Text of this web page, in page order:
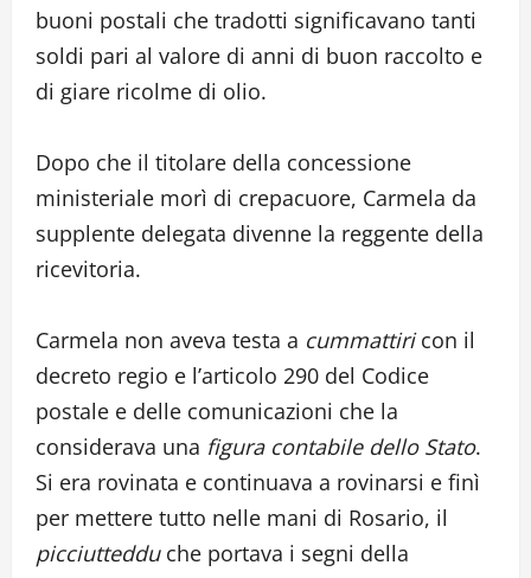
buoni postali che tradotti significavano tanti
soldi pari al valore di anni di buon raccolto e
di giare ricolme di olio.
Dopo che il titolare della concessione
ministeriale morì di crepacuore, Carmela da
supplente delegata divenne la reggente della
ricevitoria.
Carmela non aveva testa a cummattiricon il
decreto regio e l’articolo 290 del Codice
postale e delle comunicazioni che la
considerava una figura contabile dello Stato.
Si era rovinata e continuava a rovinarsi e finì
per mettere tutto nelle mani di Rosario, il
picciuttedduche portava i segni della